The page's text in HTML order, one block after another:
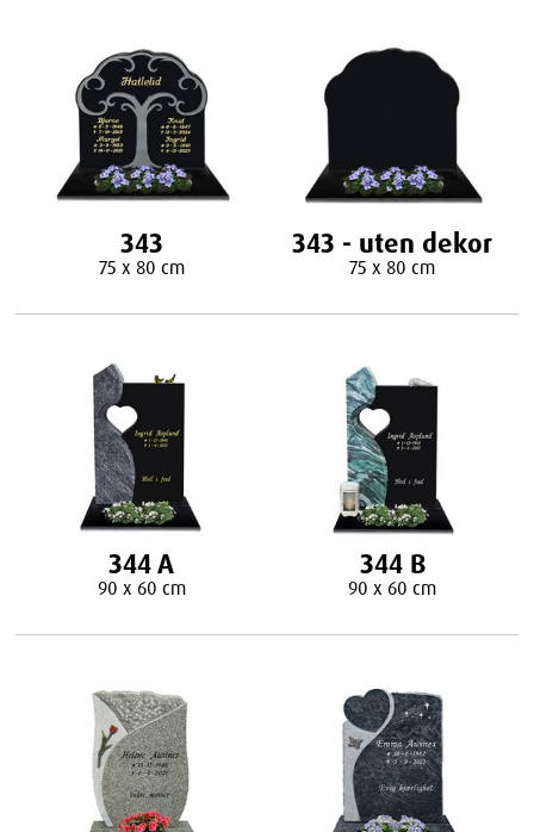
343
75 x 80 cm
343 - uten dekor
75 x 80 cm
344 A
90 x 60 cm
344 B
90 x 60 cm